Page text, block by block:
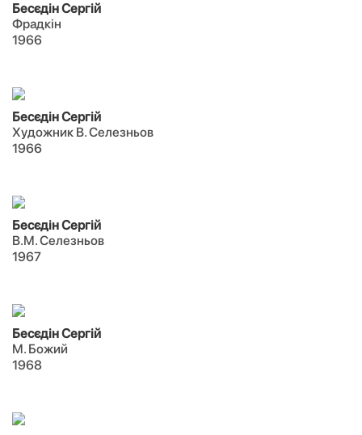
Бесєдін Сергій
Фрадкін
1966
Бесєдін Сергій
Художник В. Селезньов
1966
Бесєдін Сергій
В.М. Селезньов
1967
Бесєдін Сергій
М. Божий
1968